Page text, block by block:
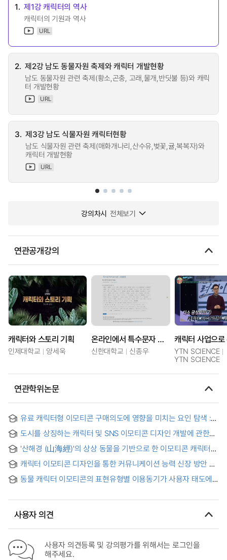
1. 제1강 캐릭터의 역사
캐릭터의 기원과 역사
URL
2. 제2강 남도 동물자원 축제와 캐릭터 개발현황
남도 동물자원 관련 축제(황소,곤충, 고래,물개,반딧불 등)와 캐릭
터 개발현황
URL
3. 제3강 남도 식물자원 캐릭터현황
남도 식물자원 관련 축제(매화개나리,산수유,벚꽃,귤,복복자)와
캐릭터 개발현황
URL
강의차시 전체보기
연관공개강의
캐릭터와 스토리 기획
인제대학교 양세욱
온라인에서 특수문자 이모티콘과 유니코드 특수문자 사용하는 법
신한대학교 신종우
YTN SCIENCE
YTN SCIENCE
연관학위논문
유료 캐릭터형 이모티콘 구매의도에 영향을 미치는 요인 탐색 :
Influencing the Purchase Intention of the Paid Character
Emoticons
도시를 상징하는 캐릭터 및 SNS 이모티콘 디자인 개발에 관한
연구 : 중국 베이징을 중심으로
'산해경 (山海經)'의 상상 동물을 기반으로 한 이모티콘 캐릭터
캐릭터 이모티콘 디자인을 통한 커뮤니케이션 능력 신장 방안 =
Character Emoticon Design
동물 캐릭터 이모티콘의 표현유형별 이용동기가 사용자 태도에
사용자 의견
사용자 의견등록 및 강의평가를 위해서는 로그인을
해주세요.